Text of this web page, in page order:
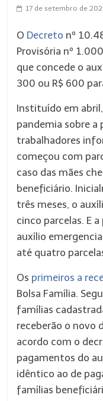
17 de setembro de
O Decreto nº
Provisória nº
que concede o
300 ou R$ 600
Instituído em
pandemia sobre a
trabalhadores
começou com
caso das mães
beneficiário.
três meses, o
cinco parcelas. E
auxílio
até quatro
Os primeiros a
Bolsa Família.
famílias
receberão o novo
acordo com o
pagamentos do
idêntico ao de
famílias